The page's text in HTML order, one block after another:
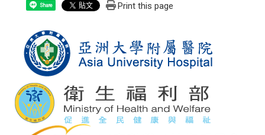
Share Print this page